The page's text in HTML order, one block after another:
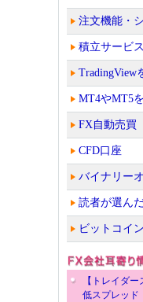
注文機能・
積立サービ
TradingView
MT4やMT5
FX自動売買
CFD口座
バイナリー
読者が選ん
ビットコイ
【トレイダ
低スプレッド